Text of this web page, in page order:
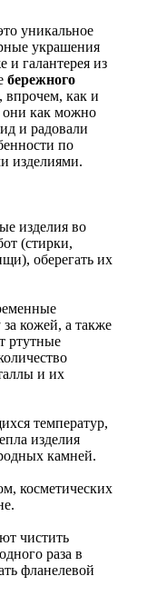
уникальное
украшения
и галантерея из
бережного
, впрочем, как и
они как можно
и радовали
по
изделиями.
изделия во
(стирки,
оберегать их
за кожей, а также
ртутные
и их
температур,
изделия
камней.
косметических
чистить
раза в
фланелевой